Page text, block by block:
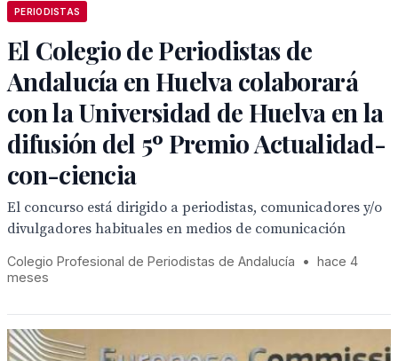
PERIODISTAS
El Colegio de Periodistas de
Andalucía en Huelva colaborará
con la Universidad de Huelva en la
difusión del 5º Premio Actualidad-
con-ciencia
El concurso está dirigido a periodistas, comunicadores y/o
divulgadores habituales en medios de comunicación
Colegio Profesional de Periodistas de Andalucía • hace 4
meses